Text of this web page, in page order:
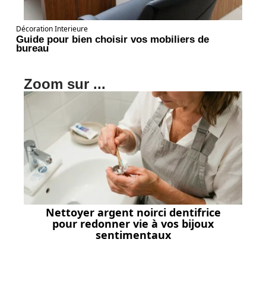
Décoration Interieure
Guide pour bien choisir vos mobiliers de
bureau
Zoom sur ...
Nettoyer argent noirci dentifrice
pour redonner vie à vos bijoux
sentimentaux